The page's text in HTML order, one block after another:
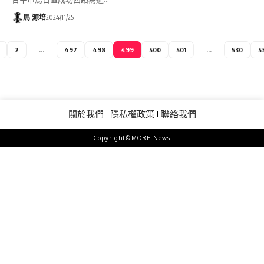
馬 源培2024/11/25
2 ... 497 498 499 500 501 ... 530
關於我們 隱私權政策 聯絡我們
Copyright©MORE News